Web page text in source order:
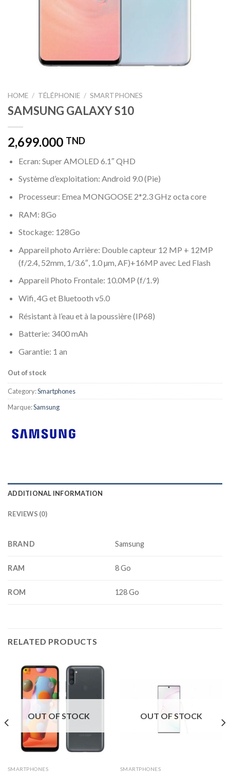
HOME / TÉLÉPHONIE / SMARTPHONES
SAMSUNG GALAXY S10
2,699.000 TND
Ecran: Super AMOLED 6.1″ QHD
Système d’exploitation: Android 9.0 (Pie)
Processeur: Emea MONGOOSE 2*2.3 GHz octa core
RAM: 8Go
Stockage: 128Go
Appareil photo Arrière: Double capteur 12 MP + 12MP
(f/2.4, 52mm, 1/3.6″, 1.0 µm, AF)+16MP avec Led Flash
Appareil Photo Frontale: 10.0MP (f/1.9)
Wifi, 4G et Bluetooth v5.0
Résistant à l’eau et à la poussière (IP68)
Batterie: 3400 mAh
Garantie: 1 an
Out of stock
Category:Smartphones
Marque:Samsung
ADDITIONAL INFORMATION
REVIEWS (0)
BRAND Samsung
RAM 8 Go
ROM 128 Go
RELATED PRODUCTS
OUT OF STOCK
SMARTPHONES
OUT OF STOCK
SMARTPHONES